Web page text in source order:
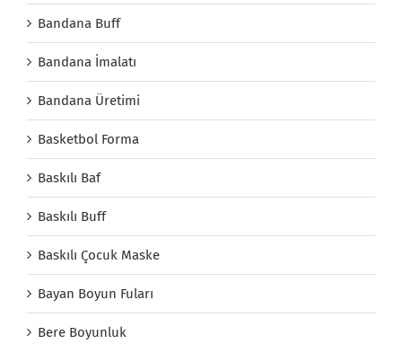
Bandana Buff
Bandana İmalatı
Bandana Üretimi
Basketbol Forma
Baskılı Baf
Baskılı Buff
Baskılı Çocuk Maske
Bayan Boyun Fuları
Bere Boyunluk